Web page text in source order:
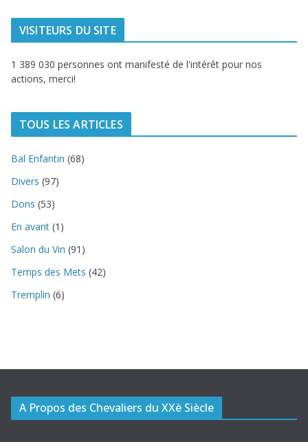
VISITEURS DU SITE
1 389 030 personnes ont manifesté de l'intérêt pour nos
actions, merci!
TOUS LES ARTICLES
Bal Enfantin (68)
Divers (97)
Dons (53)
En avant (1)
Salon du Vin (91)
Temps des Mets (42)
Tremplin (6)
A Propos des Chevaliers du XXè Siècle